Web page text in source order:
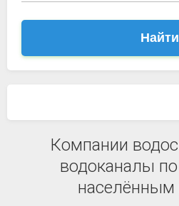
Найти
Компании
водоканалы
населённым